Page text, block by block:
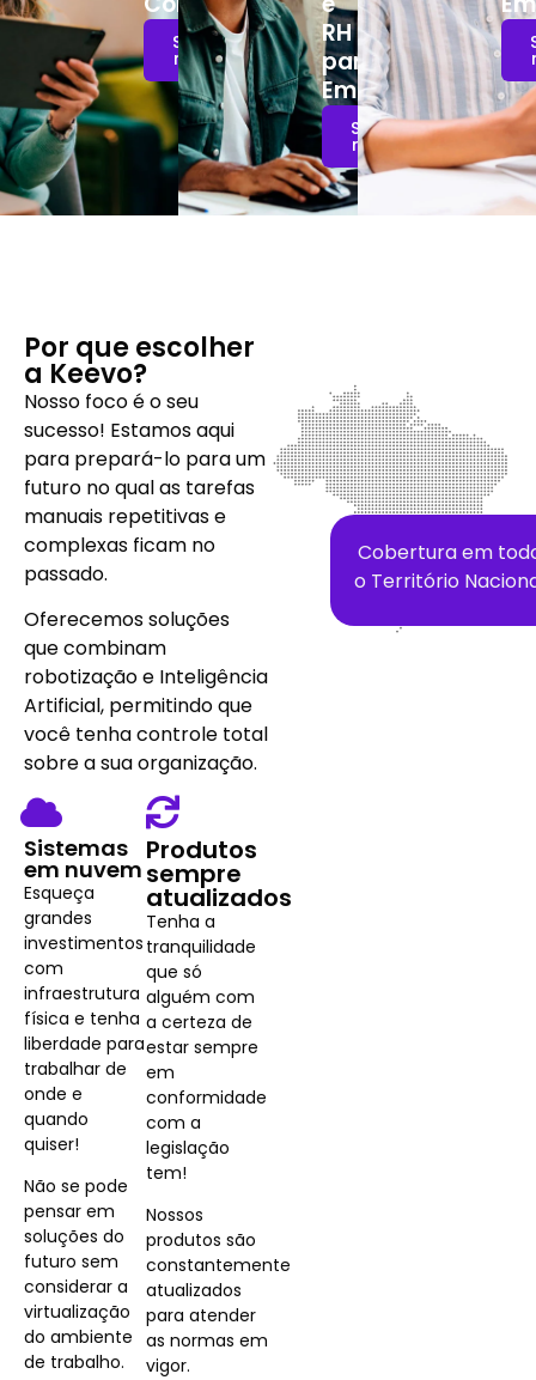
Saiba
mais!
RH
para
Empresas
Saiba
mais!
Por que escolher
a Keevo?
Nosso foco é o seu
sucesso! Estamos aqui
para prepará-lo para um
futuro no qual as tarefas
manuais repetitivas e
complexas ficam no
passado.
Oferecemos soluções
que combinam
robotização e Inteligência
Artificial, permitindo que
você tenha controle total
sobre a sua organização.
Sistemas
em nuvem
Esqueça
grandes
investimentos
com
infraestrutura
física e tenha
liberdade para
trabalhar de
onde e
quando
quiser!
Não se pode
pensar em
soluções do
futuro sem
considerar a
virtualização
do ambiente
de trabalho.
Produtos
sempre
atualizados
Tenha a
tranquilidade
que só
alguém com
a certeza de
estar sempre
em
conformidade
com a
legislação
tem!
Nossos
produtos são
constantemente
atualizados
para atender
as normas em
vigor.
Cobertura em
o Território